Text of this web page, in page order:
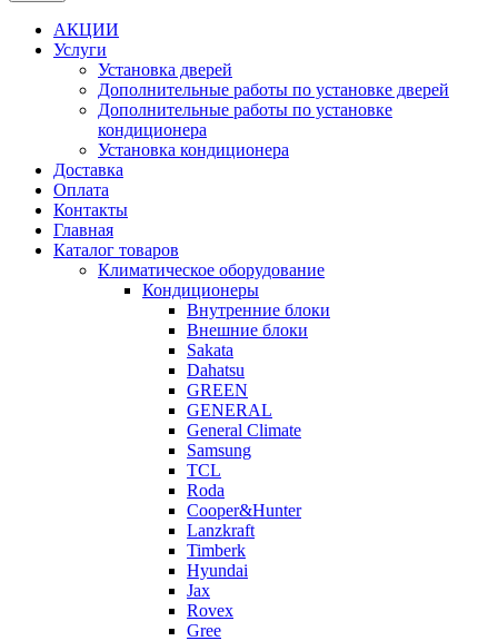
АКЦИИ
Услуги
Установка дверей
Дополнительные работы по установке дверей
Дополнительные работы по установке
кондиционера
Установка кондиционера
Доставка
Оплата
Контакты
Главная
Каталог товаров
Климатическое оборудование
Кондиционеры
Внутренние блоки
Внешние блоки
Sakata
Dahatsu
GREEN
GENERAL
General Climate
Samsung
TCL
Roda
Cooper&Hunter
Lanzkraft
Timberk
Hyundai
Jax
Rovex
Gree